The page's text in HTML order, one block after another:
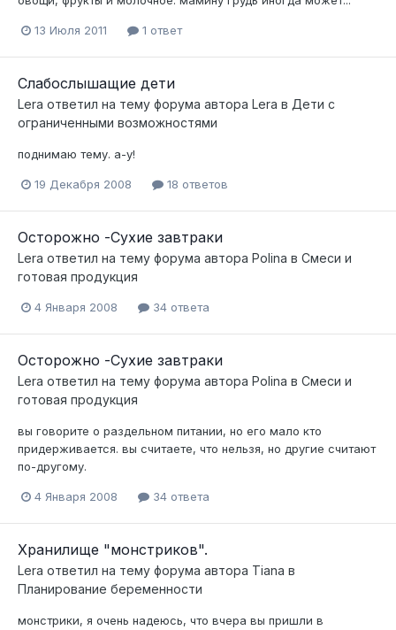
13 Июля 2011 1 ответ
Слабослышащие дети
Lera ответил на тему форума автора Lera в Дети с
ограниченными возможностями
поднимаю тему. а-у!
19 Декабря 2008 18 ответов
Осторожно -Сухие завтраки
Lera ответил на тему форума автора Polina в Смеси и
готовая продукция
4 Января 2008 34 ответа
Осторожно -Сухие завтраки
Lera ответил на тему форума автора Polina в Смеси и
готовая продукция
вы говорите о раздельном питании, но его мало кто
придерживается. вы считаете, что нельзя, но другие считают
по-другому.
4 Января 2008 34 ответа
Хранилище "монстриков".
Lera ответил на тему форума автора Tiana в
Планирование беременности
монстрики, я очень надеюсь, что вчера вы пришли в